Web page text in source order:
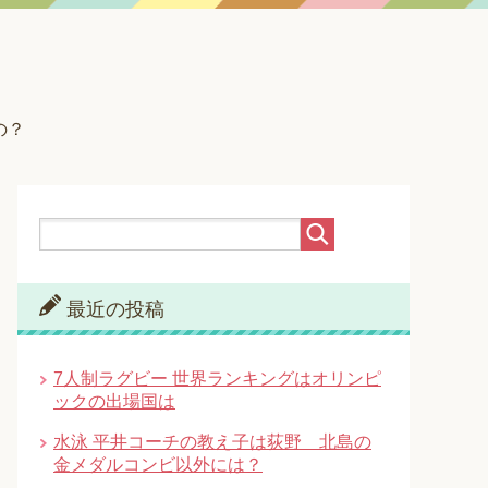
？
最近の投稿
7人制ラグビー 世界ランキングはオリンピ
ックの出場国は
水泳 平井コーチの教え子は荻野 北島の
金メダルコンビ以外には？